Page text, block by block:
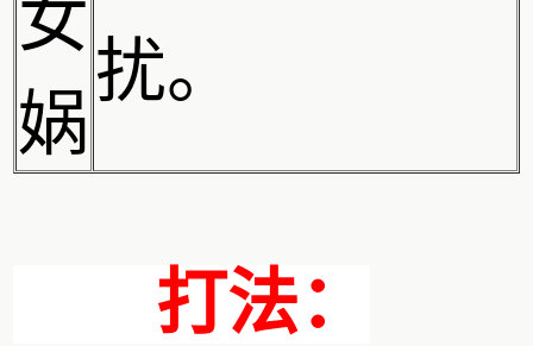
女
娲
扰。
打法：